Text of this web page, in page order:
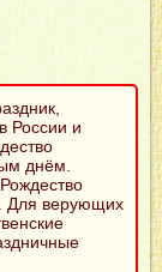
России и
днём.
Для верующих